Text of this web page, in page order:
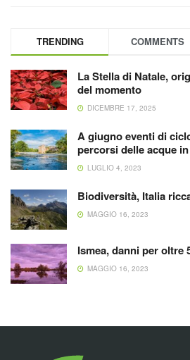
TRENDING COMMENTS
La Stella di Natale,
del momento
DICEMBRE 17, 2025
A giugno eventi di
percorsi delle acque
LUGLIO 4, 2023
Biodiversità, Italia
MAGGIO 16, 2023
Ismea, danni per oltre
MAGGIO 16, 2023